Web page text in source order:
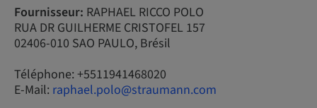
Fournisseur: RAPHAEL RICCO POLO
RUA DR GUILHERME CRISTOFEL 157
02406-010 SAO PAULO, Brésil
Téléphone: +5511941468020
E-Mail: raphael.polo@straumann.com